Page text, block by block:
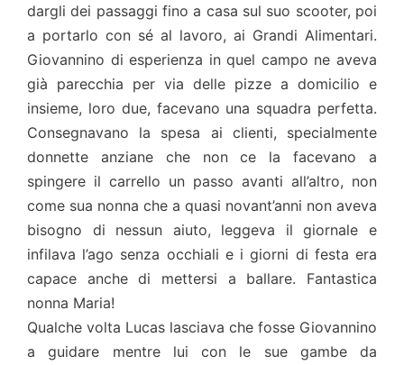
dargli dei passaggi fino a casa sul suo scooter, poi
a portarlo con sé al lavoro, ai Grandi Alimentari.
Giovannino di esperienza in quel campo ne aveva
già parecchia per via delle pizze a domicilio e
insieme, loro due, facevano una squadra perfetta.
Consegnavano la spesa ai clienti, specialmente
donnette anziane che non ce la facevano a
spingere il carrello un passo avanti all’altro, non
come sua nonna che a quasi novant’anni non aveva
bisogno di nessun aiuto, leggeva il giornale e
infilava l’ago senza occhiali e i giorni di festa era
capace anche di mettersi a ballare. Fantastica
nonna Maria!
Qualche volta Lucas lasciava che fosse Giovannino
a guidare mentre lui con le sue gambe da